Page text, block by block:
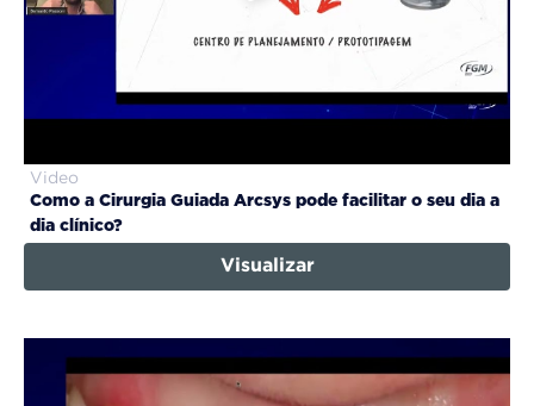
Video
Como a Cirurgia Guiada Arcsys pode facilitar o seu dia a
dia clínico?
Visualizar